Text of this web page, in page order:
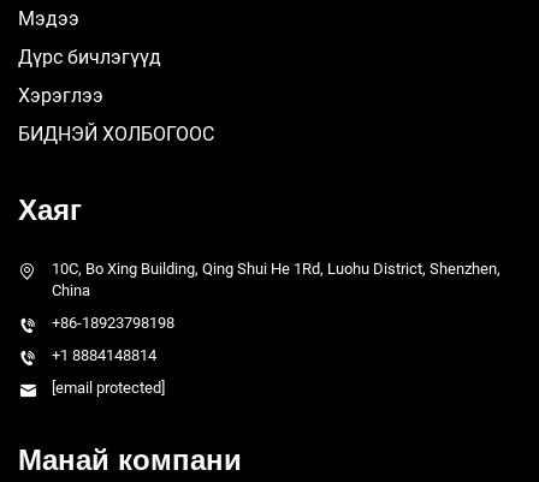
Мэдээ
Дүрс бичлэгүүд
Хэрэглээ
БИДНЭЙ ХОЛБОГООС
Хаяг
10C, Bo Xing Building, Qing Shui He 1Rd, Luohu District, Shenzhen,
China
+86-18923798198
+1 8884148814
[email protected]
Манай компани